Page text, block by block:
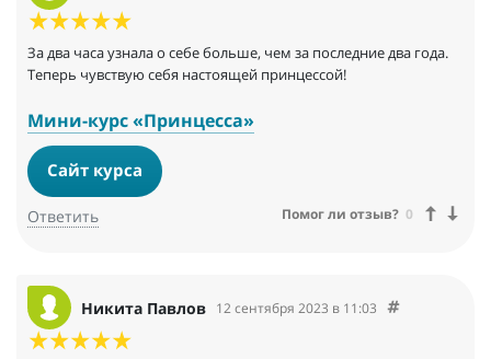
За два часа узнала о себе больше, чем за последние два года.
Теперь чувствую себя настоящей принцессой!
Мини-курс «Принцесса»
Сайт курса
Ответить Помог ли отзыв? 0
Никита Павлов 12 сентября 2023 в 11:03